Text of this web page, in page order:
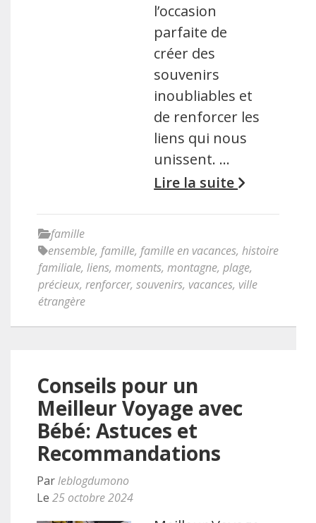
l’occasion
parfaite de
créer des
souvenirs
inoubliables et
de renforcer les
liens qui nous
unissent. …
Lire la suite
famille
ensemble, famille, famille en vacances, histoire
familiale, liens, moments, montagne, plage,
précieux, renforcer, souvenirs, vacances, ville
étrangère
Conseils pour un
Meilleur Voyage avec
Bébé: Astuces et
Recommandations
Parleblogdumono
Le 25 octobre 2024